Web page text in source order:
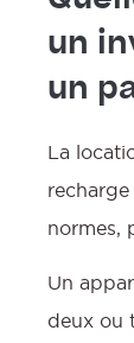
un
un
La
normes,
Un
deux ou